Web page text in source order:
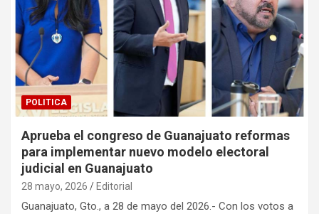
POLITICA
Aprueba el congreso de Guanajuato reformas
para implementar nuevo modelo electoral
judicial en Guanajuato
28 mayo, 2026 Editorial
Guanajuato, Gto., a 28 de mayo del 2026.- Con los votos a